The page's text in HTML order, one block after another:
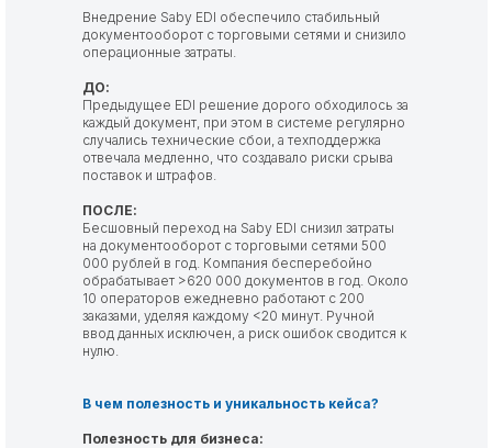
Внедрение Saby EDI обеспечило стабильный
документооборот с торговыми сетями и снизило
операционные затраты.
ДО:
Предыдущее EDI решение дорого обходилось за
каждый документ, при этом в системе регулярно
случались технические сбои, а техподдержка
отвечала медленно, что создавало риски срыва
поставок и штрафов.
ПОСЛЕ:
Бесшовный переход на Saby EDI снизил затраты
на документооборот с торговыми сетями 500
000 рублей в год. Компания бесперебойно
обрабатывает >620 000 документов в год. Около
10 операторов ежедневно работают с 200
заказами, уделяя каждому <20 минут. Ручной
ввод данных исключен, а риск ошибок сводится к
нулю.
В чем полезность и уникальность кейса?
Полезность для бизнеса: